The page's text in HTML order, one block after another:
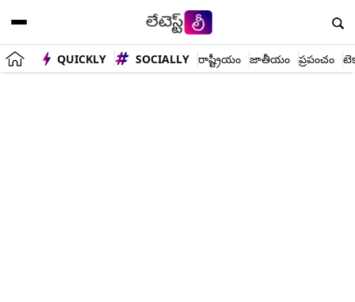
QUICKLY SOCIALLY రాష్ట్రీయం జాతీయం ప్రపంచం